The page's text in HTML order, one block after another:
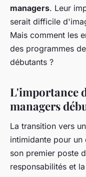
managers. Leur
serait difficile
Mais comment les
des programmes
débutants ?
L'importance
managers
La transition vers
intimidante pour
son premier poste
responsabilités et la